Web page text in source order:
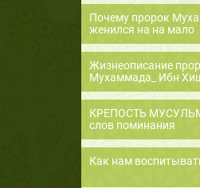
Почему пророк
женился на на мало
Жизнеописание
Мухаммада_ Ибн
КРЕПОСТЬ
слов поминания
Как нам